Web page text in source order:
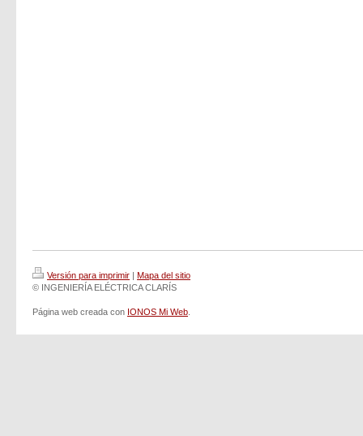
Versión para imprimir
Mapa del sitio
© INGENIERÍA ELÉCTRICA CLARÍS
Página web creada con IONOS Mi Web